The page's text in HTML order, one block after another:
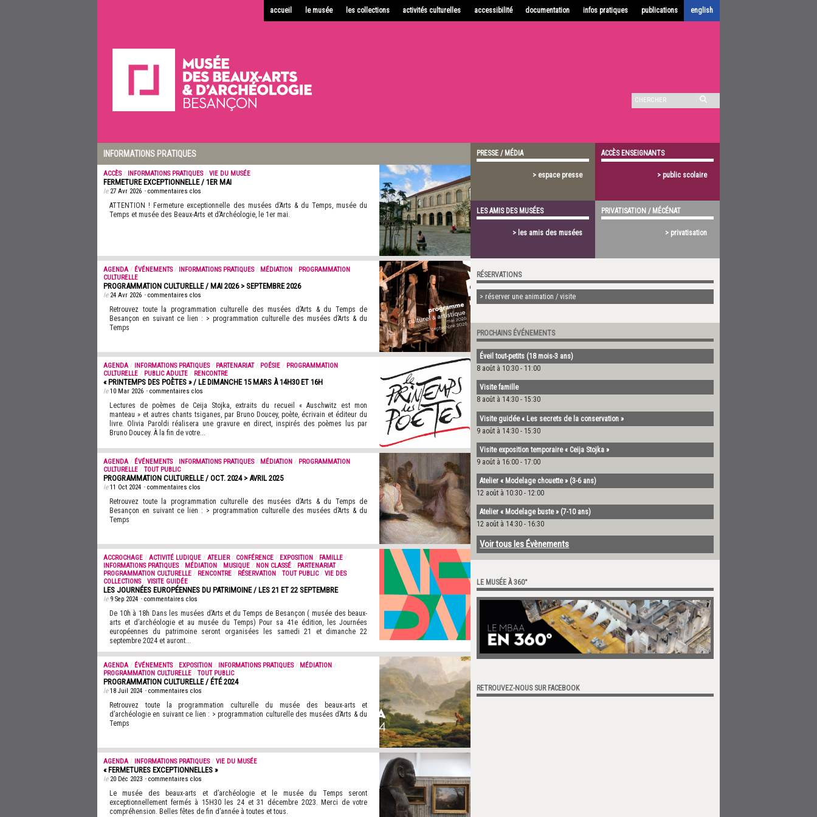
accueil le musée les collections activités culturelles accessibilité documentation infos pratiques publications english
INFORMATIONS PRATIQUES
ACCÈS/ INFORMATIONS PRATIQUES/ VIE DU MUSÉE
FERMETURE EXCEPTIONNELLE / 1ER MAI
le 27 Avr 2026 • commentaires clos
ATTENTION ! Fermeture exceptionnelle des musées d’Arts & du Temps, musée du
Temps et musée des Beaux-Arts et d’Archéologie, le 1er mai.
AGENDA/ ÉVÉNEMENTS/ INFORMATIONS PRATIQUES/ MÉDIATION / PROGRAMMATION
CULTURELLE
PROGRAMMATION CULTURELLE / MAI 2026 > SEPTEMBRE 2026
le 24 Avr 2026 • commentaires clos
Retrouvez toute la programmation culturelle des musées d’Arts & du Temps de
Besançon en suivant ce lien : > programmation culturelle des musées d’Arts & du
Temps
AGENDA/ INFORMATIONS PRATIQUES/ PARTENARIAT/ POÉSIE / PROGRAMMATION
CULTURELLE / PUBLIC ADULTE / RENCONTRE
« PRINTEMPS DES POÈTES » / LE DIMANCHE 15 MARS À 14H30 ET 16H
le10 Mar 2026 • commentaires clos
Lectures de poèmes de Ceija Stojka, extraits du recueil « Auschwitz est mon
manteau » et autres chants tsiganes, par Bruno Doucey, poète, écrivain et éditeur du
livre. Olivia Paroldi réalisera une gravure en direct, inspirés des poèmes lus par
Bruno Doucey. À la fin de votre...
AGENDA/ ÉVÉNEMENTS/ INFORMATIONS PRATIQUES/ MÉDIATION / PROGRAMMATION
CULTURELLE / TOUT PUBLIC
PROGRAMMATION CULTURELLE / OCT. 2024 > AVRIL 2025
le11 Oct 2024 • commentaires clos
Retrouvez toute la programmation culturelle des musées d’Arts & du Temps de
Besançon en suivant ce lien : > programmation culturelle des musées d’Arts & du
Temps
ACCROCHAGE / ACTIVITÉ LUDIQUE / ATELIER/ CONFÉRENCE / EXPOSITION / FAMILLE /
INFORMATIONS PRATIQUES/ MÉDIATION / MUSIQUE / NON CLASSÉ / PARTENARIAT/
PROGRAMMATION CULTURELLE / RENCONTRE / RÉSERVATION / TOUT PUBLIC/ VIE DES
COLLECTIONS/ VISITE GUIDÉE
LES JOURNÉES EUROPÉENNES DU PATRIMOINE / LES 21 ET 22 SEPTEMBRE
le 9 Sep 2024 • commentaires clos
De 10h à 18h Dans les musées d’Arts et du Temps de Besançon ( musée des beaux-
arts et d’archéologie et au musée du Temps) Pour sa 41e édition, les Journées
européennes du patrimoine seront organisées les samedi 21 et dimanche 22
septembre 2024 et auront...
AGENDA/ ÉVÉNEMENTS/ EXPOSITION / INFORMATIONS PRATIQUES/ MÉDIATION /
PROGRAMMATION CULTURELLE / TOUT PUBLIC
PROGRAMMATION CULTURELLE / ÉTÉ 2024
le18 Juil 2024 • commentaires clos
Retrouvez toute la programmation culturelle du musée des beaux-arts et
d’archéologie en suivant ce lien : > programmation culturelle des musées d’Arts & du
Temps
AGENDA/ INFORMATIONS PRATIQUES/ VIE DU MUSÉE
« FERMETURES EXCEPTIONNELLES »
le 20 Déc 2023 • commentaires clos
Le musée des beaux-arts et d’archéologie et le musée du Temps seront
exceptionnellement fermés à 15H30 les 24 et 31 décembre 2023. Merci de votre
compréhension. Belles fêtes de fin d’année à toutes et tous.
PRESSE / MÉDIA
> espace presse
ACCÈS ENSEIGNANTS
> public scolaire
LES AMIS DES MUSÉES
> les amis des musées
PRIVATISATION / MÉCÉNAT
> privatisation
RÉSERVATIONS
> réserver une animation / visite
PROCHAINS ÉVÉNEMENTS
Éveil tout-petits (18 mois-3 ans)
8 août à 10:30 - 11:00
Visite famille
8 août à 14:30 - 15:30
Visite guidée « Les secrets de la conservation »
9 août à 14:30 - 15:30
Visite exposition temporaire « Ceija Stojka »
9 août à 16:00 - 17:00
Atelier « Modelage chouette » (3-6 ans)
12 août à 10:30 - 12:00
Atelier « Modelage buste » (7-10 ans)
12 août à 14:30 - 16:30
Voir tous les Évènements
LE MUSÉE À 360°
RETROUVEZ-NOUS SUR FACEBOOK